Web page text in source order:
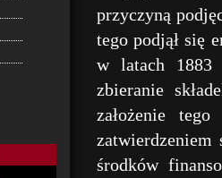
przyczyną
tego podjął się
w latach 1883
zbieranie
założenie
zatwierdzeniem
środków